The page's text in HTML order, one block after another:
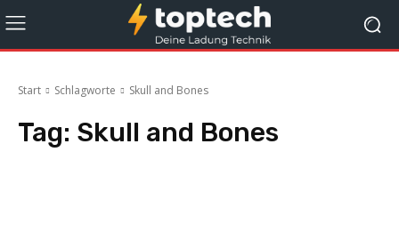
Start Schlagworte Skull and Bones
Tag: Skull and Bones